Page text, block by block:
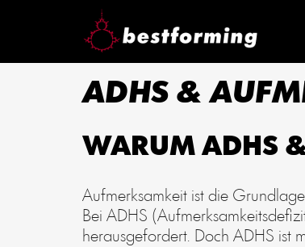
ADHS &
WARUM ADHS
Aufmerksamkeit ist die
Bei ADHS
herausgefordert. Doch ADHS ist